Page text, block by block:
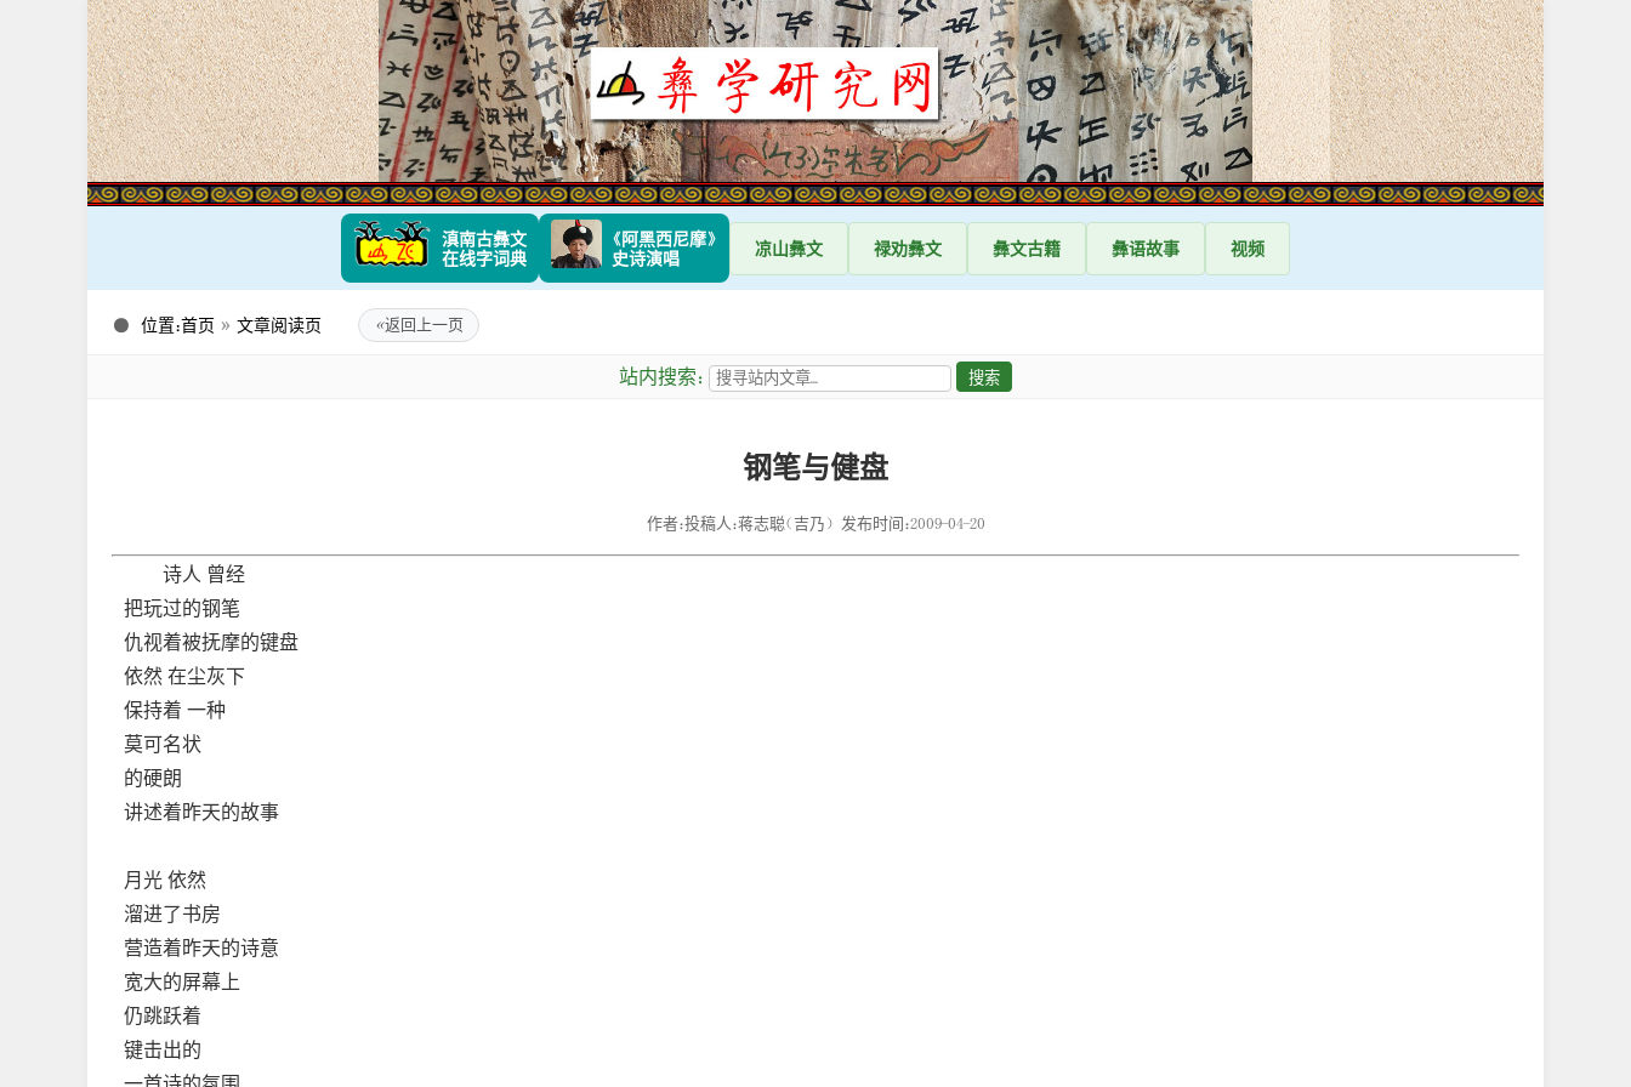
滇南古彝文
在线字词典
《阿黑西尼摩》
史诗演唱
凉山彝文 禄劝彝文 彝文古籍 彝语故事 视频
位置：首页 » 文章阅读页 «返回上一页
站内搜索：
钢笔与健盘
作者：投稿人：蒋志聪（吉乃） 发布时间：2009-04-20
诗人 曾经
把玩过的钢笔
仇视着被抚摩的键盘
依然 在尘灰下
保持着 一种
莫可名状
的硬朗
讲述着昨天的故事
月光 依然
溜进了书房
营造着昨天的诗意
宽大的屏幕上
仍跳跃着
键击出的